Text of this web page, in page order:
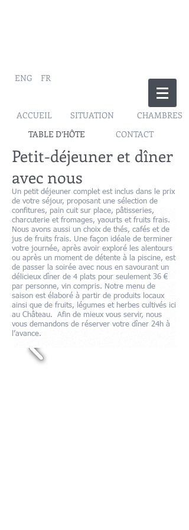
ENG FR
ACCUEIL SITUATION
CHAMBRES
TABLE D’HÔTE
CONTACT
Petit-déjeuner et dîner
avec nous
Un petit déjeuner complet est inclus dans le prix
de votre séjour, proposant une sélection de
confitures, pain cuit sur place, pâtisseries,
charcuterie et fromages, yaourts et fruits frais.
Nous avons aussi un choix de thés, cafés et de
jus de fruits frais. Une façon idéale de terminer
votre journée, après avoir exploré les alentours
ou après un moment de détente à la piscine, est
de passer la soirée avec nous en savourant un
délicieux dîner de 4 plats pour seulement 36 €
par personne, vin compris. Notre menu de
saison est élaboré à partir de produits locaux
ainsi que de fruits, légumes et herbes cultivés ici
au Château. Afin de mieux vous servir, nous
vous demandons de réserver votre dîner 24h à
l’avance.